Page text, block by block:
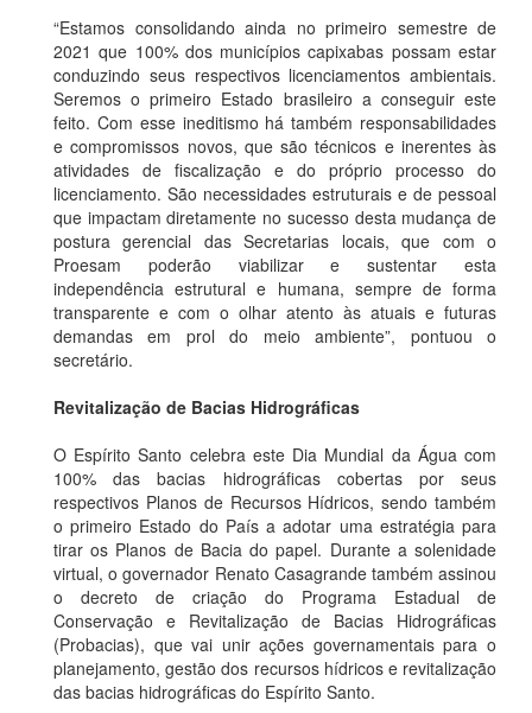
“Estamos consolidando ainda no primeiro semestre de
2021 que 100% dos municípios capixabas possam estar
conduzindo seus respectivos licenciamentos ambientais.
Seremos o primeiro Estado brasileiro a conseguir este
feito. Com esse ineditismo há também responsabilidades
e compromissos novos, que são técnicos e inerentes às
atividades de fiscalização e do próprio processo do
licenciamento. São necessidades estruturais e de pessoal
que impactam diretamente no sucesso desta mudança de
postura gerencial das Secretarias locais, que com o
Proesam poderão viabilizar e sustentar esta
independência estrutural e humana, sempre de forma
transparente e com o olhar atento às atuais e futuras
demandas em prol do meio ambiente”, pontuou o
secretário.
Revitalização de Bacias Hidrográficas
O Espírito Santo celebra este Dia Mundial da Água com
100% das bacias hidrográficas cobertas por seus
respectivos Planos de Recursos Hídricos, sendo também
o primeiro Estado do País a adotar uma estratégia para
tirar os Planos de Bacia do papel. Durante a solenidade
virtual, o governador Renato Casagrande também assinou
o decreto de criação do Programa Estadual de
Conservação e Revitalização de Bacias Hidrográficas
(Probacias), que vai unir ações governamentais para o
planejamento, gestão dos recursos hídricos e revitalização
das bacias hidrográficas do Espírito Santo.